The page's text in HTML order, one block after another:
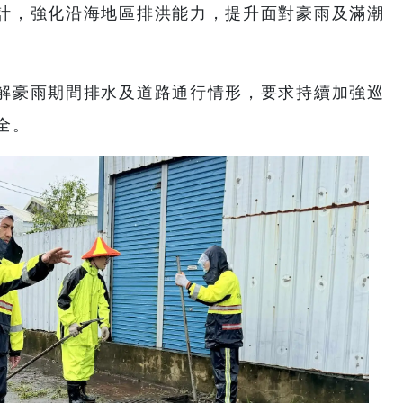
，強化沿海地區排洪能力，提升面對豪雨及滿潮
豪雨期間排水及道路通行情形，要求持續加強巡
。